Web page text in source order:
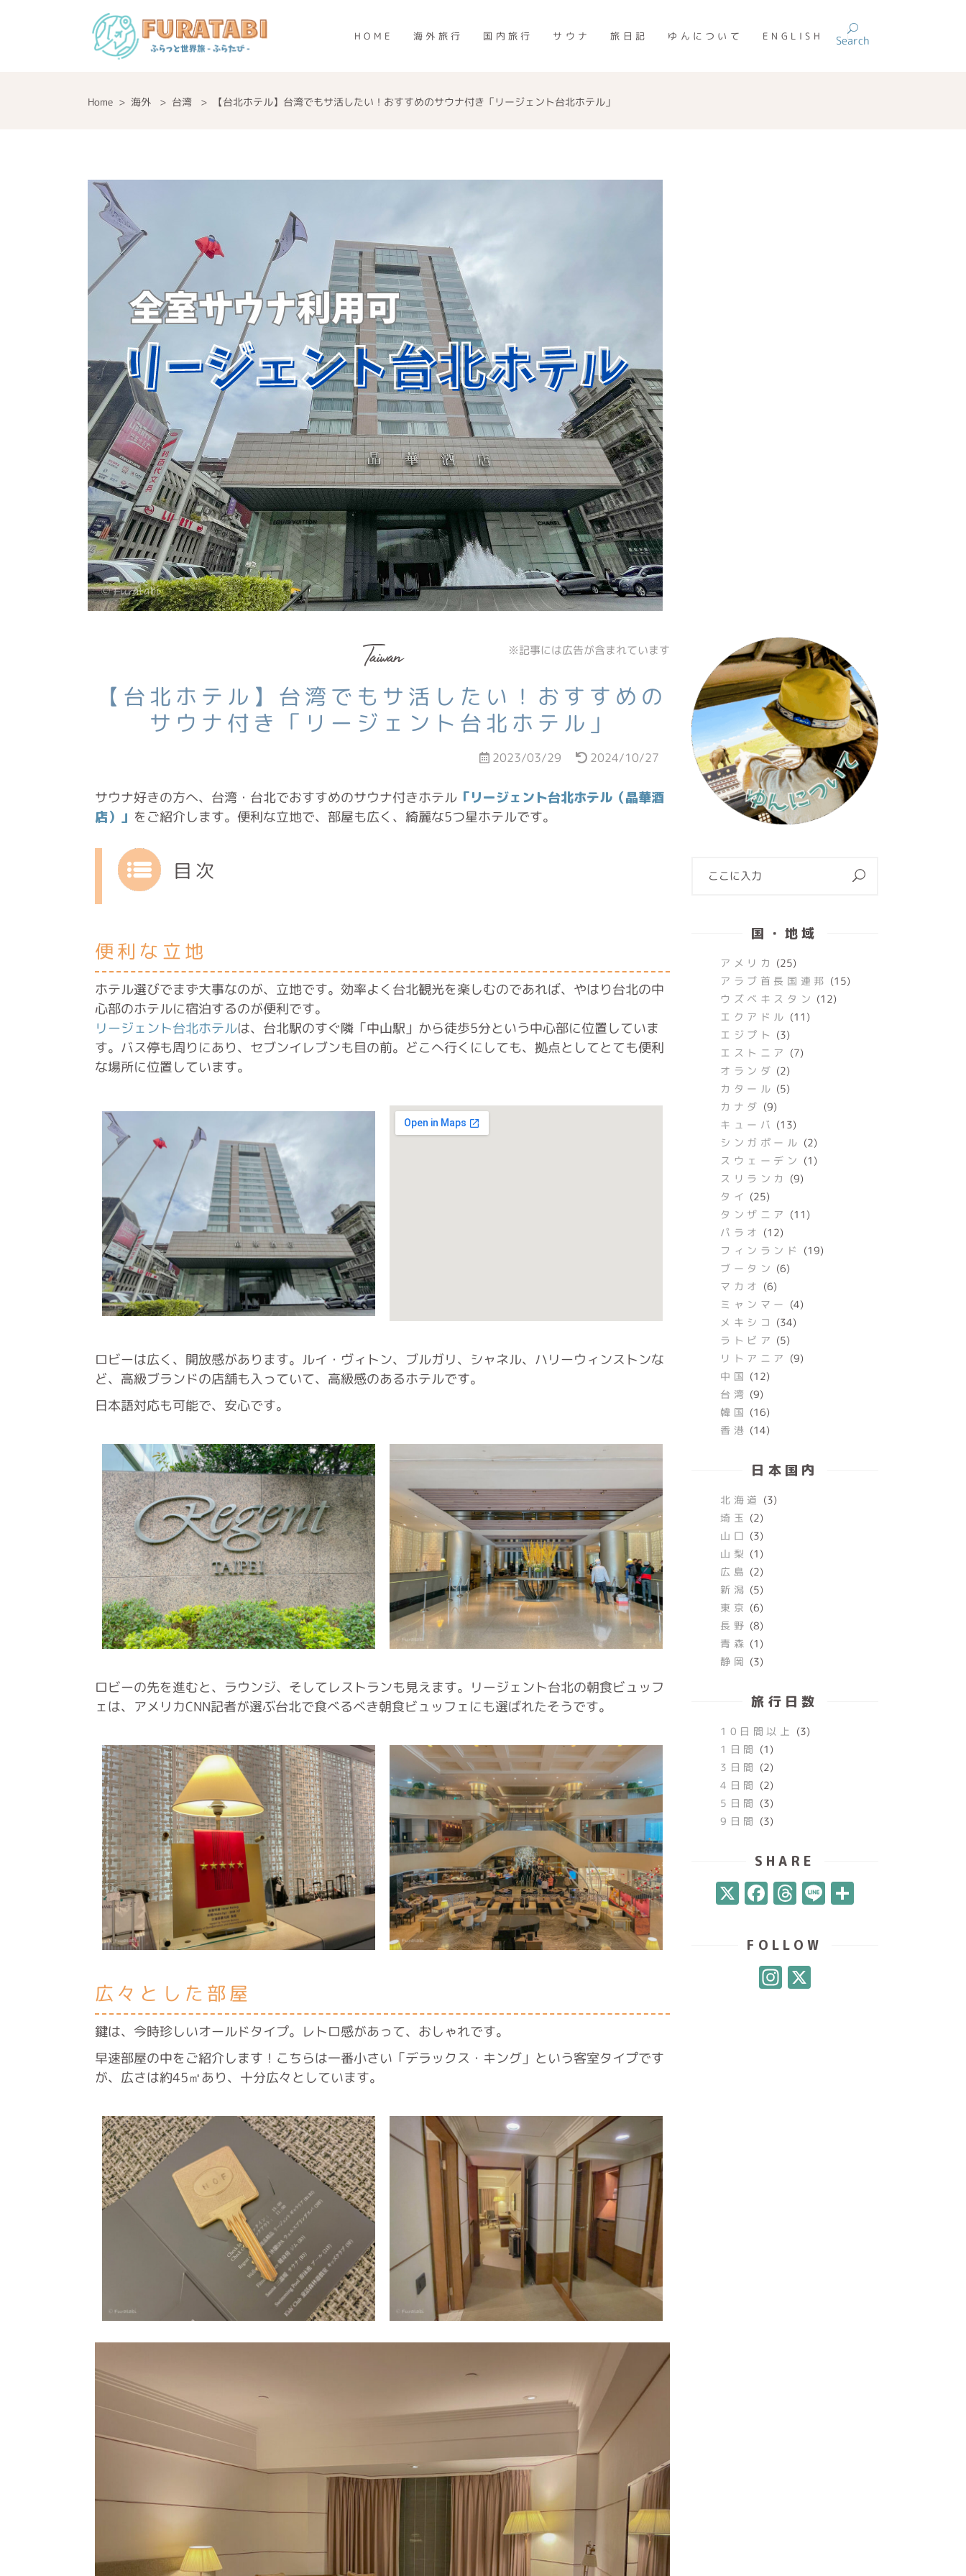
HOME 海外旅行 国内旅行 サウナ 旅日記 ゆんについて ENGLISH Search
Home > 海外 > 台湾 > 【台北ホテル】台湾でもサ活したい！おすすめのサウナ付き「リージェント台北ホテル」
Taiwan
【台北ホテル】台湾でもサ活したい！おすすめの
サウナ付き「リージェント台北ホテル」
2023/03/29 2024/10/27
サウナ好きの方へ、台湾・台北でおすすめのサウナ付きホテル 「リージェント台北ホテル（晶華酒
店）」 をご紹介します。便利な立地で、部屋も広く、綺麗な5つ星ホテルです。
目次
便利な立地
ホテル選びでまず大事なのが、立地です。効率よく台北観光を楽しむのであれば、やはり台北の中
心部のホテルに宿泊するのが便利です。
リージェント台北ホテルは、台北駅のすぐ隣「中山駅」から徒歩5分という中心部に位置していま
す。バス停も周りにあり、セブンイレブンも目の前。どこへ行くにしても、拠点としてとても便利
な場所に位置しています。
ロビーは広く、開放感があります。ルイ・ヴィトン、ブルガリ、シャネル、ハリーウィンストンな
ど、高級ブランドの店舗も入っていて、高級感のあるホテルです。
日本語対応も可能で、安心です。
ロビーの先を進むと、ラウンジ、そしてレストランも見えます。リージェント台北の朝食ビュッフ
ェは、アメリカCNN記者が選ぶ台北で食べるべき朝食ビュッフェにも選ばれたそうです。
広々とした部屋
鍵は、今時珍しいオールドタイプ。レトロ感があって、おしゃれです。
早速部屋の中をご紹介します！こちらは一番小さい「デラックス・キング」という客室タイプです
が、広さは約45㎡あり、十分広々としています。
国・地域
アメリカ (25)
アラブ首長国連邦 (15)
ウズベキスタン (12)
エクアドル (11)
エジプト (3)
エストニア (7)
オランダ (2)
カタール (5)
カナダ (9)
キューバ (13)
シンガポール (2)
スウェーデン (1)
スリランカ
(9)
タイ (25)
タンザニア (11)
パラオ (12)
フィンランド
(19)
ブータン (6)
マカオ (6)
ミャンマー (4)
メキシコ (34)
ラトビア (5)
リトアニア (9)
中国 (12)
台湾 (9)
韓国 (16)
香港 (14)
日本国内
北海道 (3)
埼玉 (2)
山口 (3)
山梨 (1)
広島 (2)
新潟 (5)
東京 (6)
長野 (8)
青森 (1)
静岡 (3)
旅行日数
10日間以上 (3)
1日間 (1)
3日間 (2)
4日間 (2)
5日間 (3)
9日間 (3)
SHARE
X Facebook
Threads
Line
FOLLOW
Instagram